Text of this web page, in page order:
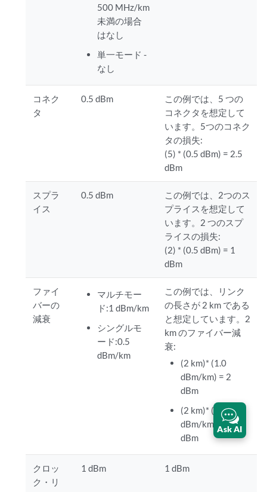
500 MHz/km
未満の場合
はなし
単一モード -
なし
コネク
タ
0.5 dBm
この例では、5 つの
コネクタを想定して
います。5つのコネク
タの損失:
(5) * (0.5 dBm) = 2.5
dBm
スプラ
イス
0.5 dBm
この例では、2つのス
プライスを想定して
います。2 つのスプ
ライスの損失:
(2) * (0.5 dBm) = 1
dBm
ファイ
バーの
減衰
マルチモー
ド:1 dBm/km
シングルモ
ード:0.5
dBm/km
この例では、リンク
の長さが 2 km である
と想定しています。2
km のファイバー減
衰:
(2 km)* (1.0
dBm/km) = 2
dBm
(2 km)* (0.5
dBm/km) = 1
dBm
クロッ
ク・リ
1 dBm 1 dBm
Ask AI